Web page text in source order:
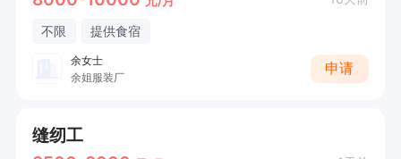
不限 提供食宿
余女士
余姐服装厂
申请
缝纫工